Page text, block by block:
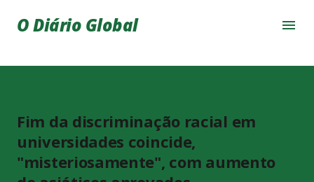
Pular para o conteúdo principal
O Diário Global
Fim da discriminação racial em
universidades coincide,
"misteriosamente", com aumento